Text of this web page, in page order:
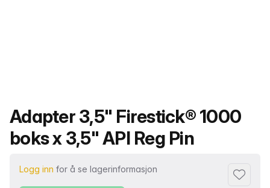
Produktnavn
Adapter 3,5" Firestick® 1000
boks x 3,5" API Reg Pin
Logg inn for å se lagerinformasjon
Legg til